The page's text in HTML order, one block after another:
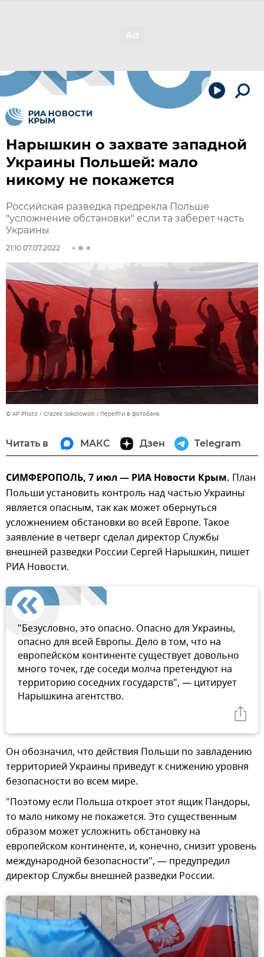
Нарышкин о захвате западной
Украины Польшей: мало
никому не покажется
Российская разведка предрекла Польше
"усложнение обстановки" если та заберет часть
Украины
21:10 07.07.2022
© AP Photo / Crazek Sokolowski Перейти в фотобанк
Читать в МАКС Дзен Telegram
СИМФЕРОПОЛЬ, 7 июл — РИА Новости Крым. План
Польши установить контроль над частью Украины
является опасным, так как может обернуться
усложнением обстановки во всей Европе. Такое
заявление в четверг сделал директор Службы
внешней разведки России Сергей Нарышкин, пишет
РИА Новости.
"Безусловно, это опасно. Опасно для Украины,
опасно для всей Европы. Дело в том, что на
европейском континенте существует довольно
много точек, где соседи молча претендуют на
территорию соседних государств", — цитирует
Нарышкина агентство.
Он обозначил, что действия Польши по завладению
территорией Украины приведут к снижению уровня
безопасности во всем мире.
"Поэтому если Польша откроет этот ящик Пандоры,
то мало никому не покажется. Это существенным
образом может усложнить обстановку на
европейском континенте, и, конечно, снизит уровень
международной безопасности", — предупредил
директор Службы внешней разведки России.